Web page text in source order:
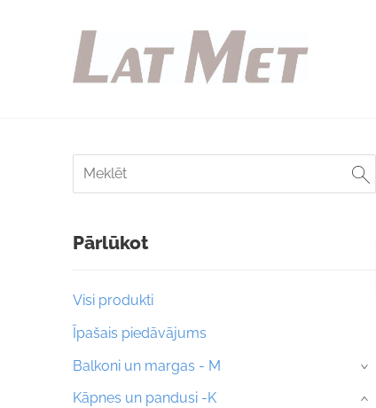
Pārlūkot
Visi produkti
Īpašais piedāvājums
Balkoni un margas - M
›
Kāpnes un pandusi -K ›